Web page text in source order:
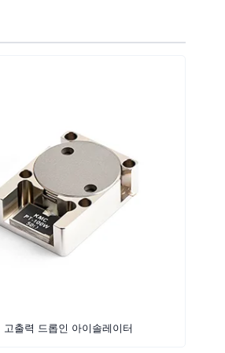
고출력 드롭인 아이솔레이터